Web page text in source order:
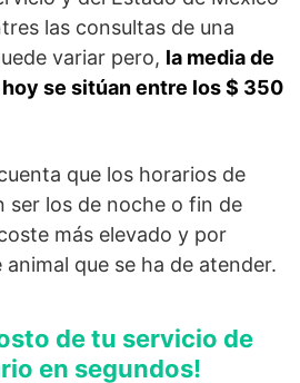
las consultas de una
variar pero, la media de
se sitúan entre los $ 350
que los horarios de
ser los de noche o fin de
más elevado y por
que se ha de atender.
de tu servicio de
en segundos!